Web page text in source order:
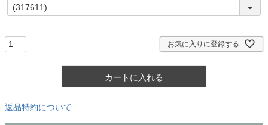
(
必
お気に入りに登録する
カートに入れる
返品特約について